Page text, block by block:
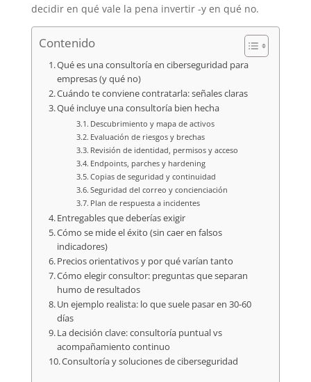
decidir en qué vale la pena invertir -y en qué no.
Contenido
Qué es una consultoría en ciberseguridad para
empresas (y qué no)
Cuándo te conviene contratarla: señales claras
Qué incluye una consultoría bien hecha
Descubrimiento y mapa de activos
Evaluación de riesgos y brechas
Revisión de identidad, permisos y acceso
Endpoints, parches y hardening
Copias de seguridad y continuidad
Seguridad del correo y concienciación
Plan de respuesta a incidentes
Entregables que deberías exigir
Cómo se mide el éxito (sin caer en falsos
indicadores)
Precios orientativos y por qué varían tanto
Cómo elegir consultor: preguntas que separan
humo de resultados
Un ejemplo realista: lo que suele pasar en 30-60
días
La decisión clave: consultoría puntual vs
acompañamiento continuo
Consultoría y soluciones de ciberseguridad